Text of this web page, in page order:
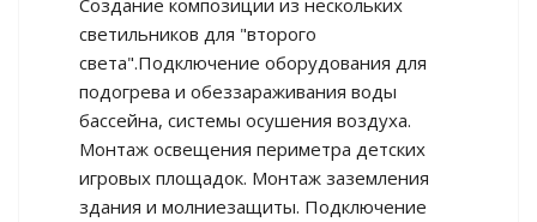
Создание композиции из нескольких
светильников для "второго
света".Подключение оборудования для
подогрева и обеззараживания воды
бассейна, системы осушения воздуха.
Монтаж освещения периметра детских
игровых площадок. Монтаж заземления
здания и молниезащиты. Подключение